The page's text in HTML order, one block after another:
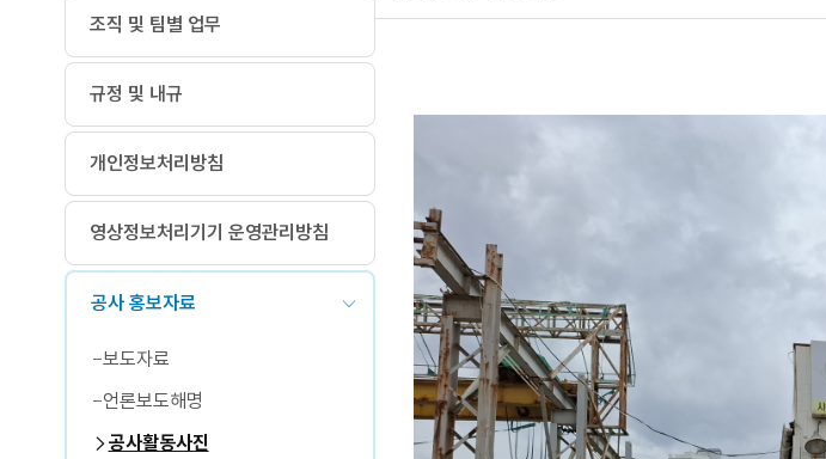
조직 및 팀별 업무
규정 및 내규
개인정보처리방침
영상정보처리기기 운영관리방침
공사 홍보자료
보도자료
언론보도해명
공사활동사진